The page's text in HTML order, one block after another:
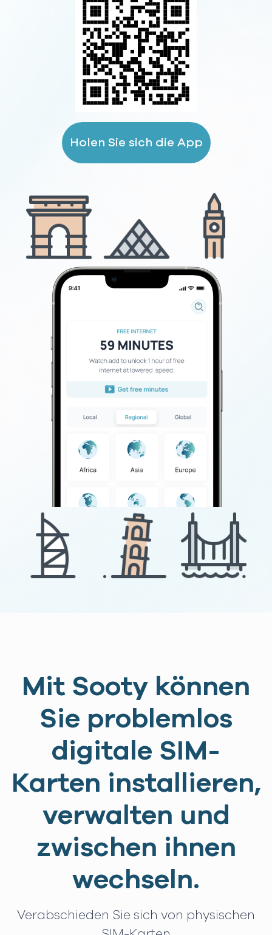
Holen Sie sich die App
Mit Sooty können
Sie problemlos
digitale SIM-
Karten installieren,
verwalten und
zwischen ihnen
wechseln.
Verabschieden Sie sich von physischen